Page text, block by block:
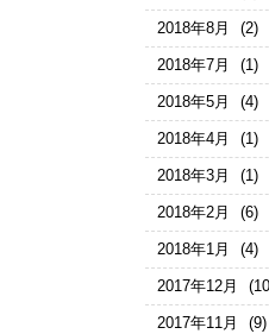
2018年8月 (2)
2018年7月 (1)
2018年5月 (4)
2018年4月 (1)
2018年3月 (1)
2018年2月 (6)
2018年1月 (4)
2017年12月
2017年11月 (9)